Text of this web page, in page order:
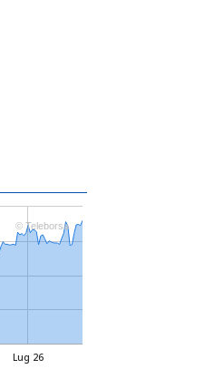
Lug 26
© Teleborsa